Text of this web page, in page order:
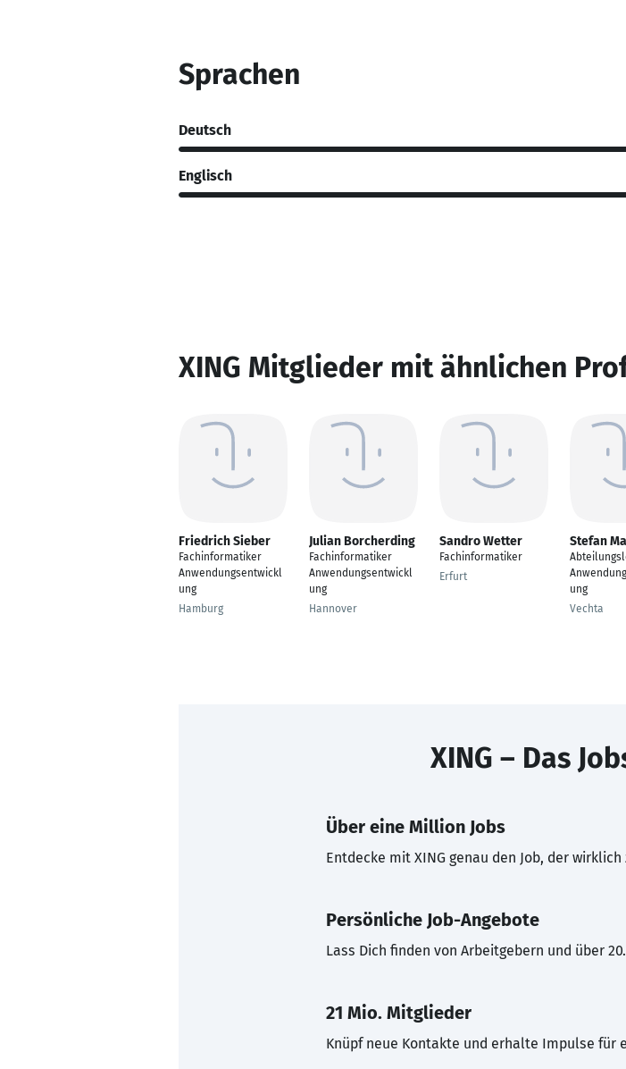
Sprachen
Deutsch
Englisch
XING Mitglieder mit ähnlichen
Friedrich Sieber
Fachinformatiker
Anwendungsentwickl
ung
Hamburg
Julian Borcherding
Fachinformatiker
Anwendungsentwickl
ung
Hannover
Sandro Wetter
Fachinformatiker
Erfurt
Stefan
ung
Vechta
XING – Das
Über eine Million Jobs
Entdecke mit XING genau den Job, der wirklich
Persönliche Job-Angebote
Lass Dich finden von Arbeitgebern und über
21 Mio. Mitglieder
Knüpf neue Kontakte und erhalte Impulse für